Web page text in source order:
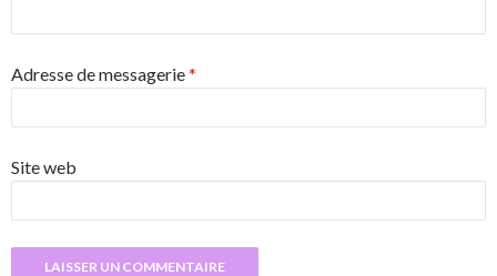
Adresse de messagerie*
Site web